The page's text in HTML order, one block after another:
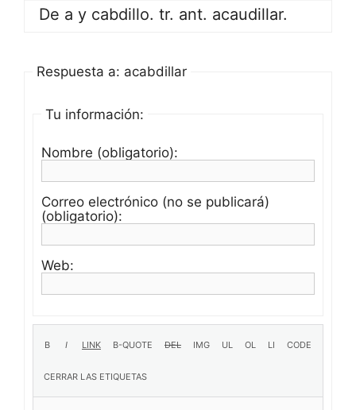
De a y cabdillo. tr. ant. acaudillar.
Respuesta a: acabdillar
Tu información:
Nombre (obligatorio):
Correo electrónico (no se publicará)
(obligatorio):
Web: